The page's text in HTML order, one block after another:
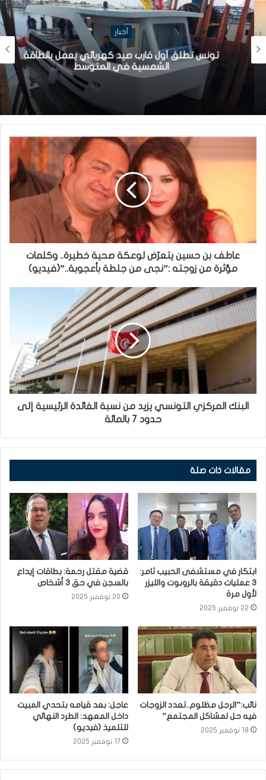
أخبار
تونس تطلق أول قارب صيد كهربائي يعمل بالطاقة
الشمسية في المتوسط
عاطف بن حسين يتعرّض لوعكة صحية خطيرة.. وكلمات
مؤثرة من زوجته :”نجى من جلطة بأعجوبة..”(فيديو)
البنك المركزي التونسي يزيد من نسبة الفائدة الرئيسية إلى
حدود 7 بالمائة
مقالات ذات صلة
ابتكار في مستشفى الحبيب ثامر:
3 عمليات دقيقة بالروبوت والليزر
لأول مرة
22 نوفمبر 2025
قضية مقتل رحمة: بطاقات إيداع
بالسجن في حق 3 أشخاص
20 نوفمبر 2025
نائب:”الرجل مظلوم..تعدد الزوجات
فيه حل لمشاكل المجتمع”
18 نوفمبر 2025
عاجل: بعد قيامه بتحدي المبيت
داخل المعهد: الطرد النهائي
للتلميذ (فيديو)
17 نوفمبر 2025